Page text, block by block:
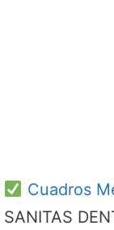
Cuadros
SANITAS